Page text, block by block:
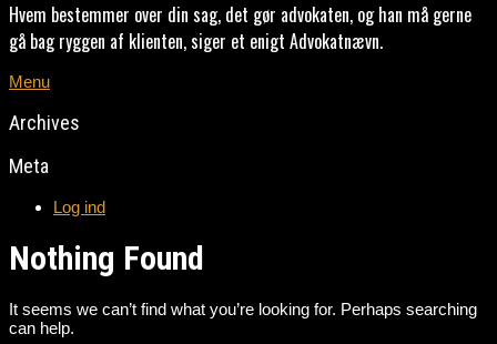
Hvem bestemmer over din sag, det gør advokaten, og han må gerne
gå bag ryggen af klienten, siger et enigt Advokatnævn.
Menu
Archives
Meta
Log ind
Nothing Found
It seems we can’t find what you’re looking for. Perhaps searching
can help.